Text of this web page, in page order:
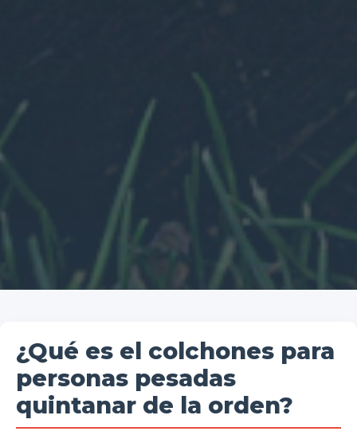
¿Qué es el colchones para
personas pesadas
quintanar de la orden?